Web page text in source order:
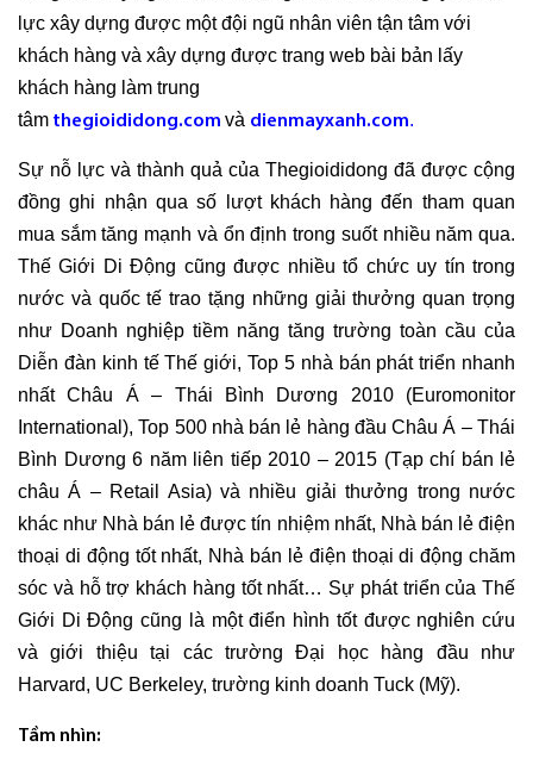
lực xây dựng được một đội ngũ nhân viên tận tâm với
khách hàng và xây dựng được trang web bài bản lấy
khách hàng làm trung
tâm thegioididong.com và dienmayxanh.com.
Sự nỗ lực và thành quả của Thegioididong đã được cộng
đồng ghi nhận qua số lượt khách hàng đến tham quan
mua sắm tăng mạnh và ổn định trong suốt nhiều năm qua.
Thế Giới Di Động cũng được nhiều tổ chức uy tín trong
nước và quốc tế trao tặng những giải thưởng quan trọng
như Doanh nghiệp tiềm năng tăng trường toàn cầu của
Diễn đàn kinh tế Thế giới, Top 5 nhà bán phát triển nhanh
nhất Châu Á – Thái Bình Dương 2010 (Euromonitor
International), Top 500 nhà bán lẻ hàng đầu Châu Á – Thái
Bình Dương 6 năm liên tiếp 2010 – 2015 (Tạp chí bán lẻ
châu Á – Retail Asia) và nhiều giải thưởng trong nước
khác như Nhà bán lẻ được tín nhiệm nhất, Nhà bán lẻ điện
thoại di động tốt nhất, Nhà bán lẻ điện thoại di động chăm
sóc và hỗ trợ khách hàng tốt nhất… Sự phát triển của Thế
Giới Di Động cũng là một điển hình tốt được nghiên cứu
và giới thiệu tại các trường Đại học hàng đầu như
Harvard, UC Berkeley, trường kinh doanh Tuck (Mỹ).
Tầm nhìn: